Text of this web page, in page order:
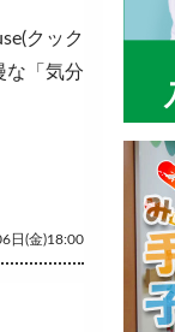
クック
な「気分
日(金)18:00